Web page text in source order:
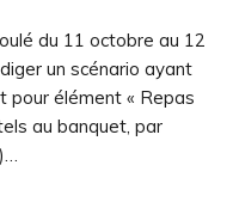
du 11 octobre au 12
un scénario ayant
pour élément « Repas
au banquet, par